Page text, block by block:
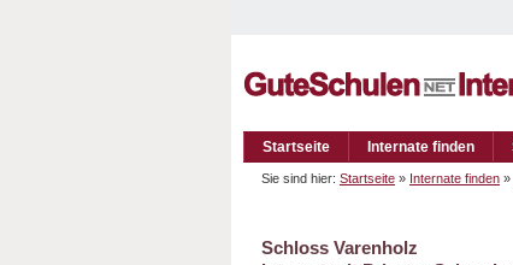
Startseite Internate finden
Sie sind hier: Startseite » Internate finden »
Schloss Varenholz